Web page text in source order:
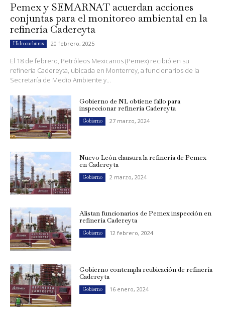
Pemex y SEMARNAT acuerdan acciones
conjuntas para el monitoreo ambiental en la
refinería Cadereyta
Hidrocarburos 20 febrero, 2025
El 18 de febrero, Petróleos Mexicanos (Pemex) recibió en su
refinería Cadereyta, ubicada en Monterrey, a funcionarios de la
Secretaría de Medio Ambiente y...
Gobierno de NL obtiene fallo para
inspeccionar refinería Cadereyta
Gobierno 27 marzo, 2024
Nuevo León clausura la refinería de Pemex
en Cadereyta
Gobierno 2 marzo, 2024
Alistan funcionarios de Pemex inspección en
refinería Cadereyta
Gobierno 12 febrero, 2024
Gobierno contempla reubicación de refinería
Cadereyta
Gobierno 16 enero, 2024